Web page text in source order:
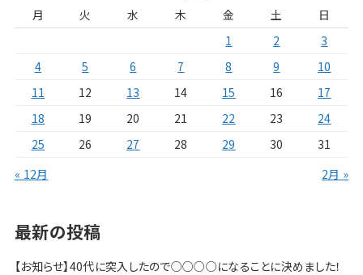
月
火 水 木 金 土
日
1
2
3
4
5 6 7 8 9
10
11
12 13 14 15 16
17
18
19 20 21 22 23
24
25
26 27 28 29 30
31
« 12月
2月 »
最新の投稿
【お知らせ】40代に突入したので○○○○になることに決めました！